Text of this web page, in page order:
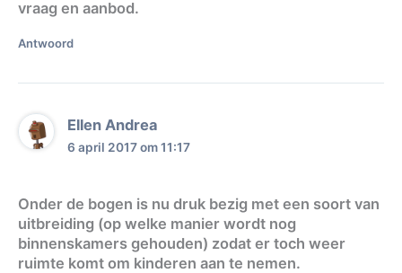
vraag en aanbod.
Antwoord
Ellen Andrea
6 april 2017 om 11:17
Onder de bogen is nu druk bezig met een soort van
uitbreiding (op welke manier wordt nog
binnenskamers gehouden) zodat er toch weer
ruimte komt om kinderen aan te nemen.